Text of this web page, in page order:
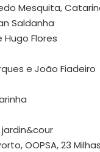
Mesquita,
Saldanha
Flores
e João Fiadeiro
OOPSA, 23